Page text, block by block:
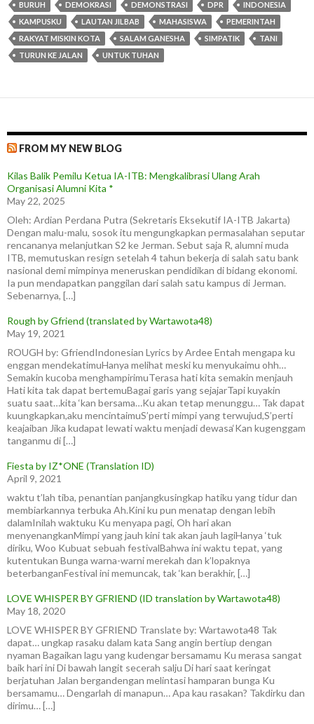
BURUH
DEMOKRASI DEMONSTRASI DPR
INDONESIA
KAMPUSKU
LAUTAN JILBAB MAHASISWA
PEMERINTAH
RAKYAT MISKIN KOTA
SALAM GANESHA SIMPATIK
TANI
TURUN KE JALAN
UNTUK TUHAN
FROM MY NEW BLOG
Kilas Balik Pemilu Ketua IA-ITB: Mengkalibrasi Ulang Arah
Organisasi Alumni Kita *
May 22, 2025
Oleh: Ardian Perdana Putra (Sekretaris Eksekutif IA-ITB Jakarta)
Dengan malu-malu, sosok itu mengungkapkan permasalahan seputar
rencananya melanjutkan S2 ke Jerman. Sebut saja R, alumni muda
ITB, memutuskan resign setelah 4 tahun bekerja di salah satu bank
nasional demi mimpinya meneruskan pendidikan di bidang ekonomi.
Ia pun mendapatkan panggilan dari salah satu kampus di Jerman.
Sebenarnya, […]
Rough by Gfriend (translated by Wartawota48)
May 19, 2021
ROUGH by: GfriendIndonesian Lyrics by Ardee Entah mengapa ku
enggan mendekatimuHanya melihat meski ku menyukaimu ohh…
Semakin kucoba menghampirimuTerasa hati kita semakin menjauh
Hati kita tak dapat bertemuBagai garis yang sejajarTapi kuyakin
suatu saat…kita ‘kan bersama…Ku akan tetap menunggu… Tak dapat
kuungkapkan,aku mencintaimuS’perti mimpi yang terwujud,S’perti
keajaiban Jika kudapat lewati waktu menjadi dewasa‘Kan kugenggam
tanganmu di […]
Fiesta by IZ*ONE (Translation ID)
April 9, 2021
waktu t’lah tiba, penantian panjangkusingkap hatiku yang tidur dan
membiarkannya terbuka Ah.Kini ku pun menatap dengan lebih
dalamInilah waktuku Ku menyapa pagi, Oh hari akan
menyenangkanMimpi yang jauh kini tak akan jauh lagiHanya ‘tuk
diriku, Woo Kubuat sebuah festivalBahwa ini waktu tepat, yang
kutentukan Bunga warna-warni merekah dan k’lopaknya
beterbanganFestival ini memuncak, tak ‘kan berakhir, […]
LOVE WHISPER BY GFRIEND (ID translation by Wartawota48)
May 18, 2020
LOVE WHISPER BY GFRIEND Translate by: Wartawota48 Tak
dapat… ungkap rasaku dalam kata Sang angin bertiup dengan
nyaman Bagaikan lagu yang kudengar bersamamu Ku merasa sangat
baik hari ini Di bawah langit secerah salju Di hari saat keringat
berjatuhan Jalan bergandengan melintasi hamparan bunga Ku
bersamamu… Dengarlah di manapun… Apa kau rasakan? Takdirku dan
dirimu… […]